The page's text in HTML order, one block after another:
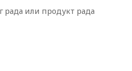
рада или продукт рада